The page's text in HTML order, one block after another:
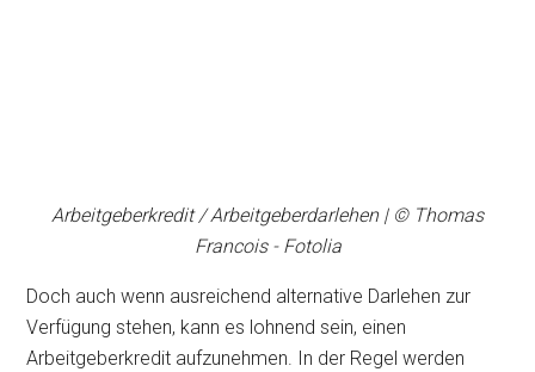
Arbeitgeberkredit / Arbeitgeberdarlehen | © Thomas
Francois - Fotolia
Doch auch wenn ausreichend alternative Darlehen zur
Verfügung stehen, kann es lohnend sein, einen
Arbeitgeberkredit aufzunehmen. In der Regel werden